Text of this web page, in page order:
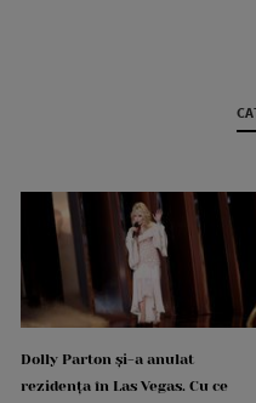
Dolly Parton și-a anulat
rezidența în Las Vegas. Cu ce